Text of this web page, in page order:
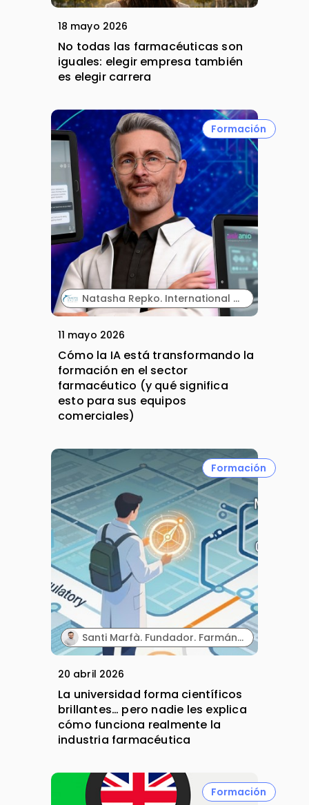
18 mayo 2026
No todas las farmacéuticas son
iguales: elegir empresa también
es elegir carrera
Formación
Natasha Repko. International Account Director. Vivactis Group.
11 mayo 2026
Cómo la IA está transformando la
formación en el sector
farmacéutico (y qué significa
esto para sus equipos
comerciales)
Formación
Santi Marfà. Fundador. Farmándome.
20 abril 2026
La universidad forma científicos
brillantes… pero nadie les explica
cómo funciona realmente la
industria farmacéutica
Formación